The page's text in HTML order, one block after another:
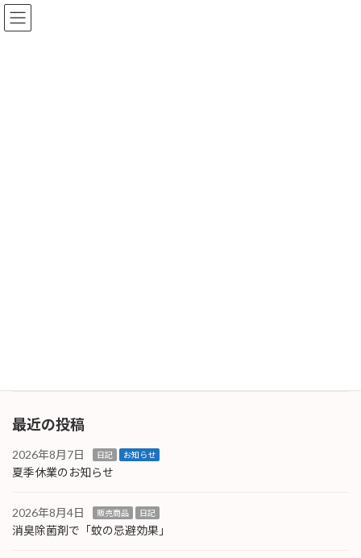
コ
ン
ナ
ビ
最近の投稿
2026年8月7日 日記 お知らせ
夏季休業のお知らせ
2026年8月4日 販売商品 日記
消臭除菌剤で「蚊の忌避効果」